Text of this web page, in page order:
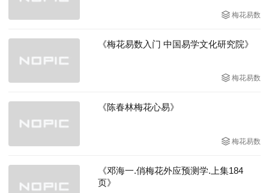
梅花易数
《梅花易数入门 中国易学文化研究院》
梅花易数
《陈春林梅花心易》
梅花易数
《邓海一.俏梅花外应预测学.上集184
页》